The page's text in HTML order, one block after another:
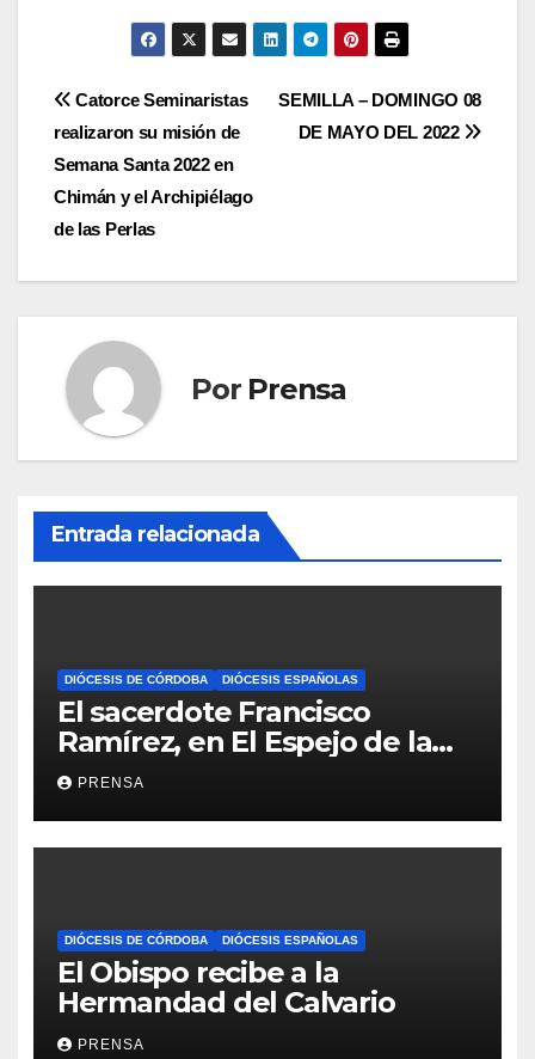
Navegación
de
entradas
SEMILLA – DOMINGO 08
DE MAYO DEL 2022
Catorce Seminaristas
realizaron su misión de
Semana Santa 2022 en
Chimán y el Archipiélago
de las Perlas
Por Prensa
Entrada relacionada
DIÓCESIS DE CÓRDOBA DIÓCESIS ESPAÑOLAS
El sacerdote Francisco
Ramírez, en El Espejo de la
Iglesia
PRENSA
DIÓCESIS DE CÓRDOBA DIÓCESIS ESPAÑOLAS
El Obispo recibe a la
Hermandad del Calvario
PRENSA